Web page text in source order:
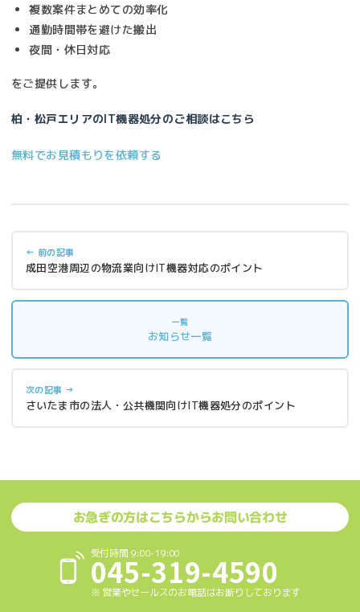
複数案件まとめての効率化
通勤時間帯を避けた搬出
夜間・休日対応
をご提供します。
柏・松戸エリアのIT機器処分のご相談はこちら
無料でお見積もりを依頼する
← 前の記事
成田空港周辺の物流業向けIT機器対応のポイント
一覧
お知らせ一覧
次の記事 →
さいたま市の法人・公共機関向けIT機器処分のポイント
お急ぎの方はこちらからお問い合わせ
受付時間 9:00-19:00
045-319-4590
※ 営業やセールスのお電話はお断りしております